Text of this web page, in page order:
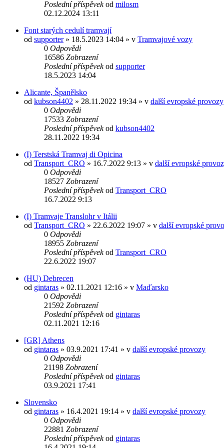
Poslední příspěvekod milosm
02.12.2024 13:11
Font starých cedulí tramvají
od supporter» 18.5.2023 14:04 » v Tramvajové vozy
0 Odpovědi
16586 Zobrazení
Poslední příspěvekod supporter
18.5.2023 14:04
Alicante, Španělsko
od kubson4402 » 28.11.2022 19:34 » v další evropské provozy
0 Odpovědi
17533 Zobrazení
Poslední příspěvekod kubson4402
28.11.2022 19:34
(I) Terstská Tramvaj di Opicina
od Transport_CRO » 16.7.2022 9:13 » v další evropské
0 Odpovědi
18527 Zobrazení
Poslední příspěvekod Transport_CRO
16.7.2022 9:13
(I) Tramvaje Translohr v Itálii
od Transport_CRO » 22.6.2022 19:07 » v další evropské
0 Odpovědi
18955 Zobrazení
Poslední příspěvekod Transport_CRO
22.6.2022 19:07
(HU) Debrecen
od gintaras » 02.11.2021 12:16 » v Maďarsko
0 Odpovědi
21592 Zobrazení
Poslední příspěvekod gintaras
02.11.2021 12:16
[GR] Athens
od gintaras » 03.9.2021 17:41 » v další evropské provozy
0 Odpovědi
21198 Zobrazení
Poslední příspěvekod gintaras
03.9.2021 17:41
Slovensko
od gintaras » 16.4.2021 19:14 » v další evropské provozy
0 Odpovědi
22881 Zobrazení
Poslední příspěvekod gintaras